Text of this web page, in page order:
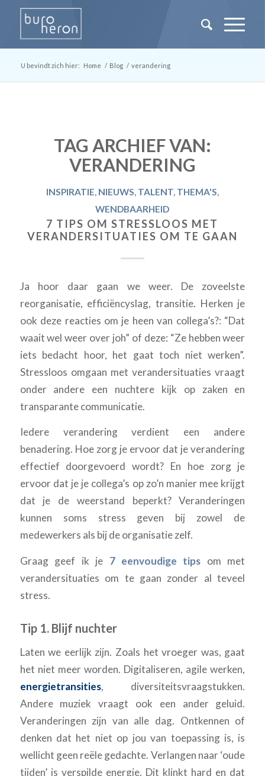
U bevindt zich hier: Home / Blog / verandering
TAG ARCHIEF VAN:
VERANDERING
INSPIRATIE, NIEUWS, TALENT, THEMA'S,
WENDBAARHEID
7 TIPS OM STRESSLOOS MET
VERANDERSITUATIES OM TE GAAN
Ja hoor daar gaan we weer. De zoveelste
reorganisatie, efficiëncyslag, transitie. Herken je
ook deze reacties om je heen van collega’s?: “Dat
waait wel weer over joh” of deze: “Ze hebben weer
iets bedacht hoor, het gaat toch niet werken”.
Stressloos omgaan met verandersituaties vraagt
onder andere een nuchtere kijk op zaken en
transparante communicatie.
Iedere verandering verdient een andere
benadering. Hoe zorg je ervoor dat je verandering
effectief doorgevoerd wordt? En hoe zorg je
ervoor dat je je collega’s op zo’n manier mee krijgt
dat je de weerstand beperkt? Veranderingen
kunnen soms stress geven bij zowel de
medewerkers als bij de organisatie zelf.
Graag geef ik je 7 eenvoudige tips om met
verandersituaties om te gaan zonder al teveel
stress.
Tip 1. Blijf nuchter
Laten we eerlijk zijn. Zoals het vroeger was, gaat
het niet meer worden. Digitaliseren, agile werken,
energietransities, diversiteitsvraagstukken.
Andere muziek vraagt ook een ander geluid.
Veranderingen zijn van alle dag. Ontkennen of
denken dat het niet op jou van toepassing is, is
wellicht geen reële gedachte. Verlangen naar ‘oude
tijden’ is verspilde energie. Dit klinkt hard en dat